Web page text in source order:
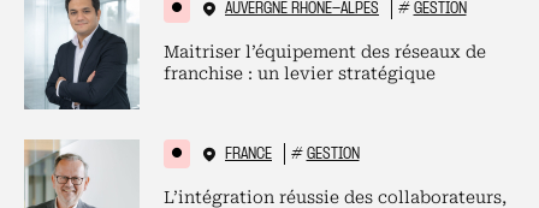
AUVERGNE RHÔNE-ALPES # GESTION
Maitriser l’équipement des réseaux de
franchise : un levier stratégique
FRANCE # GESTION
L’intégration réussie des collaborateurs,